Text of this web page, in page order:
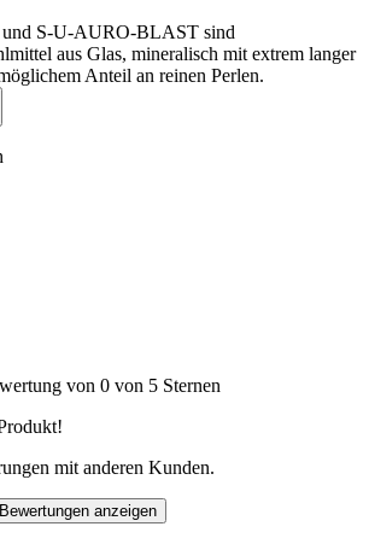
und S-U-AURO-BLAST sind
aus Glas, mineralisch mit extrem langer
Anteil an reinen Perlen.
von 0 von 5 Sternen
mit anderen Kunden.
Bewertungen anzeigen